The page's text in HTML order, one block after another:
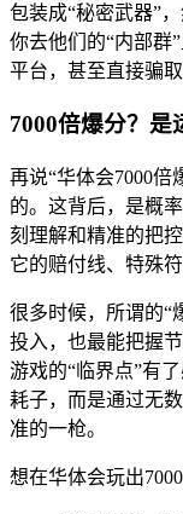
包装成“秘密武器”
你去他们的“内部群
平台，甚至直接骗
7000倍爆分？是
再说“华体会7000倍
的。这背后，是概
刻理解和精准的把
它的赔付线、特殊
很多时候，所谓的“
投入，也最能把握
游戏的“临界点”有
耗子，而是通过无
准的一枪。
想在华体会玩出